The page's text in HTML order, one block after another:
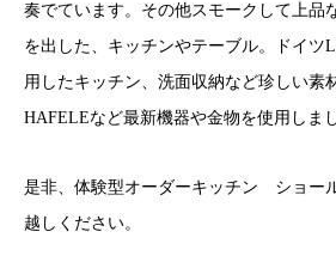
奏でています。その他スモークして上品
を出した、キッチンやテーブル。ドイツ
用したキッチン、洗面収納など珍しい素
HAFELEなど最新機器や金物を使用しまし
是非、体験型オーダーキッチン ショー
越しください。